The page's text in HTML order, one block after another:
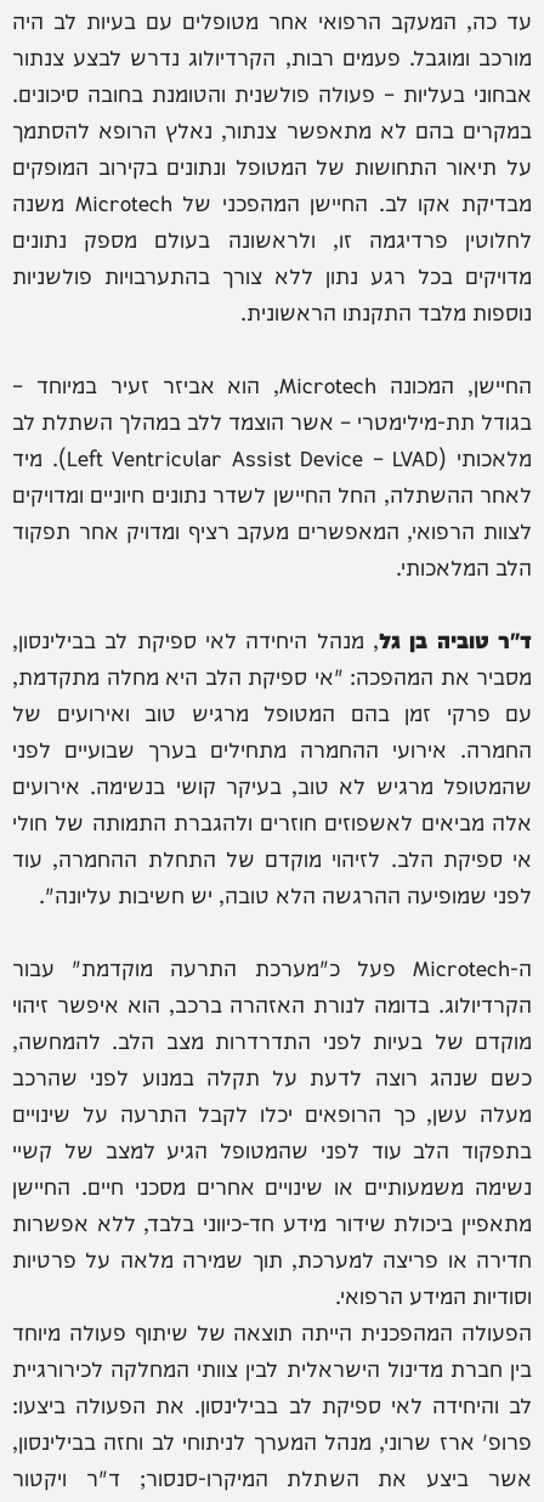
עד כה, המעקב הרפואי אחר מטופלים עם בעיות לב היה
מורכב ומוגבל. פעמים רבות, הקרדיולוג נדרש לבצע צנתור
אבחוני בעליות – פעולה פולשנית והטומנת בחובה סיכונים.
במקרים בהם לא מתאפשר צנתור, נאלץ הרופא להסתמך
על תיאור התחושות של המטופל ונתונים בקירוב המופקים
מבדיקת אקו לב. החיישן המהפכני של Microtech משנה
לחלוטין פרדיגמה זו, ולראשונה בעולם מספק נתונים
מדויקים בכל רגע נתון ללא צורך בהתערבויות פולשניות
נוספות מלבד התקנתו הראשונית.
החיישן, המכונה Microtech, הוא אביזר זעיר במיוחד –
בגודל תת-מילימטרי – אשר הוצמד ללב במהלך השתלת לב
מלאכותי (Left Ventricular Assist Device – LVAD). מיד
לאחר ההשתלה, החל החיישן לשדר נתונים חיוניים ומדויקים
לצוות הרפואי, המאפשרים מעקב רציף ומדויק אחר תפקוד
הלב המלאכותי.
ד"ר טוביה בן גל, מנהל היחידה לאי ספיקת לב בבילינסון,
מסביר את המהפכה: "אי ספיקת הלב היא מחלה מתקדמת,
עם פרקי זמן בהם המטופל מרגיש טוב ואירועים של
החמרה. אירועי ההחמרה מתחילים בערך שבועיים לפני
שהמטופל מרגיש לא טוב, בעיקר קושי בנשימה. אירועים
אלה מביאים לאשפוזים חוזרים ולהגברת התמותה של חולי
אי ספיקת הלב. לזיהוי מוקדם של התחלת ההחמרה, עוד
לפני שמופיעה ההרגשה הלא טובה, יש חשיבות עליונה".
ה-Microtech פעל כ"מערכת התרעה מוקדמת" עבור
הקרדיולוג. בדומה לנורת האזהרה ברכב, הוא איפשר זיהוי
מוקדם של בעיות לפני התדרדרות מצב הלב. להמחשה,
כשם שנהג רוצה לדעת על תקלה במנוע לפני שהרכב
מעלה עשן, כך הרופאים יכלו לקבל התרעה על שינויים
בתפקוד הלב עוד לפני שהמטופל הגיע למצב של קשיי
נשימה משמעותיים או שינויים אחרים מסכני חיים. החיישן
מתאפיין ביכולת שידור מידע חד-כיווני בלבד, ללא אפשרות
חדירה או פריצה למערכת, תוך שמירה מלאה על פרטיות
וסודיות המידע הרפואי.
הפעולה המהפכנית הייתה תוצאה של שיתוף פעולה מיוחד
בין חברת מדינול הישראלית לבין צוותי המחלקה לכירורגיית
לב והיחידה לאי ספיקת לב בבילינסון. את הפעולה ביצעו:
פרופ' ארז שרוני, מנהל המערך לניתוחי לב וחזה בבילינסון,
אשר ביצע את השתלת המיקרו-סנסור; ד"ר ויקטור